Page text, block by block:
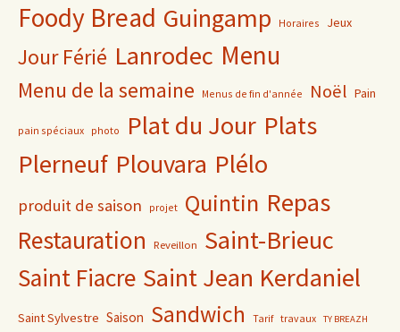
Foody Bread Guingamp Horaires Jeux
Jour Férié Lanrodec Menu
Menu de la semaine Menus de fin d'année Noël Pain
pain spéciaux photo Plat du Jour Plats
Plerneuf Plouvara Plélo
produit de saison projet Quintin Repas
Restauration Reveillon Saint-Brieuc
Saint Fiacre Saint Jean Kerdaniel
Saint Sylvestre Saison Sandwich Tarif travaux TY BREAZH